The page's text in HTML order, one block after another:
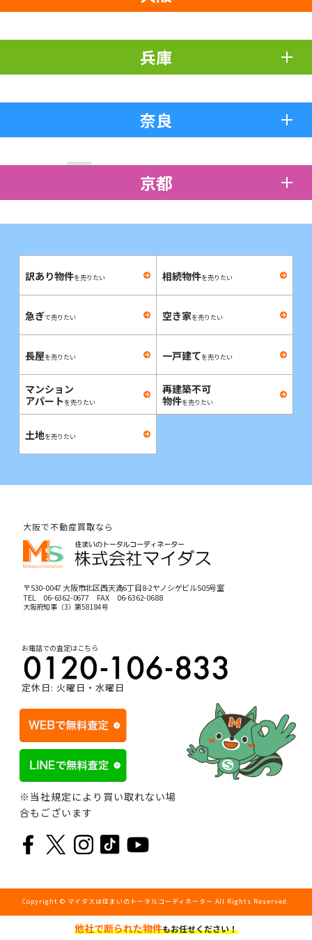
兵庫
奈良
京都
訳あり物件を売りたい 相続物件を売りたい
急ぎで売りたい 空き家を売りたい
長屋を売りたい 一戸建てを売りたい
マンション
アパートを売りたい
再建築不可
物件を売りたい
土地を売りたい
他社で断られた物件もお任せください！
大阪で不動産買取なら
〒530-0047 大阪市北区西天満6丁目8-2ヤノシゲビル505号室
TEL 06-6362-0677FAX 06-6362-0688
大阪府知事（3）第58184号
お電話での査定はこちら
定休日: 火曜日・水曜日
※当社規定により買い取れない場
合もございます
Copyright © マイダスは住まいのトータルコーディネーター All Rights Reserved.